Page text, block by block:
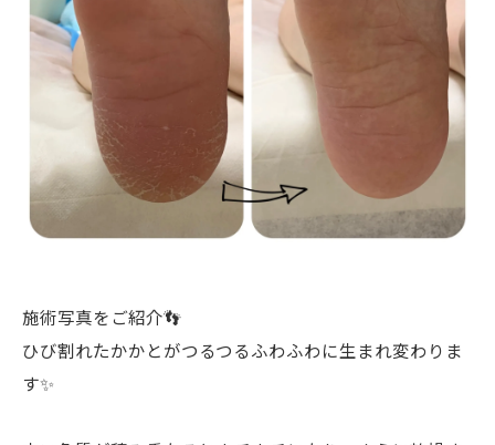
施術写真をご紹介👣
ひび割れたかかとがつるつるふわふわに生まれ変わりま
す✨